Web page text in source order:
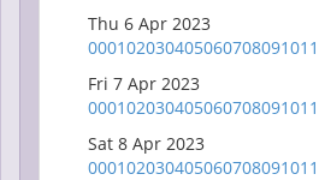
Thu 6 Apr 2023
000102030405060708091011
Fri 7 Apr 2023
000102030405060708091011
Sat 8 Apr 2023
000102030405060708091011